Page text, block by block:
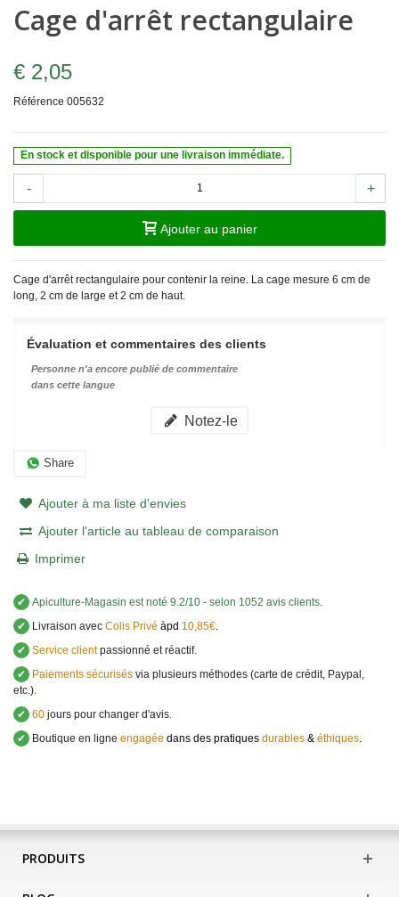
Cage d'arrêt rectangulaire
€ 2,05
Référence 005632
En stock et disponible pour une livraison immédiate.
- +
Ajouter au panier
Cage d'arrêt rectangulaire pour contenir la reine. La cage mesure 6 cm de
long, 2 cm de large et 2 cm de haut.
Évaluation et commentaires des clients
Personne n'a encore publié de commentaire
dans cette langue
Notez-le
Share
Ajouter à ma liste d'envies
Ajouter l'article au tableau de comparaison
Imprimer
✔ Apiculture-Magasin est noté 9.2/10 - selon 1052 avis clients
✔
Livraison avec Colis Privé àpd 10,85€
✔ Service clientpassionné et réactif.
✔
Paiements sécurisés via plusieurs méthodes (carte de crédit, Paypal,
etc.).
✔ 60 jours pour changer d'avis.
✔
Boutique en ligne engagée dans des pratiques durables & éthiques
PRODUITS